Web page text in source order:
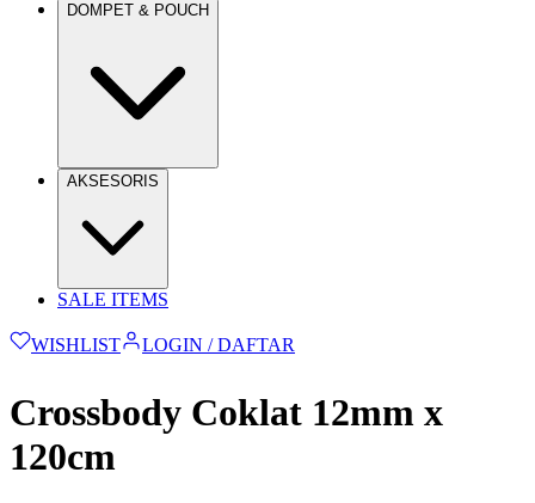
DOMPET & POUCH
AKSESORIS
SALE ITEMS
WISHLIST LOGIN / DAFTAR
Crossbody Coklat 12mm x
120cm